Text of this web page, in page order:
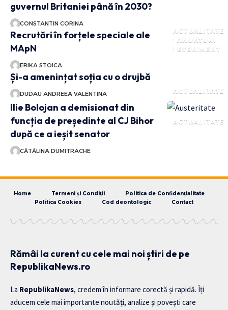
guvernul Britaniei până în 2030?
CONSTANTIN CORINA
ACTUALITATE
ANUNȚURI
EVENIMENT
Recrutări în forțele speciale ale
MApN
ERIKA STOICA
ACTUALITATE
Și-a amenințat soția cu o drujbă
DUDAU ANDREEA VALENTINA
ACTUALITATE
Ilie Bolojan a demisionat din
funcția de președinte al CJ Bihor
după ce a ieșit senator
CĂTĂLINA DUMITRACHE
Home Termeni și Condiții
Politica de Confidențialitate
Politica Cookies
Cod deontologic Contact
Rămâi la curent cu cele mai noi știri de pe
RepublikaNews.ro
La RepublikaNews, credem în informare corectă și rapidă. Îți
aducem cele mai importante noutăți, analize și povești care